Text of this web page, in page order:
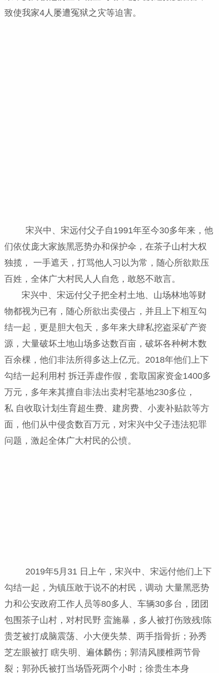
致使我家4人屡遭冤狱之灾等迫害。
宋兴中、宋远付父子自1991年至今30多年来，他
们依仗庞大家族黑恶势办和保护伞，在茶子山村大权
独揽， 一手遮天，打骂他人习以为常，随心所欲欺压
百姓，全体广大村民人人自危，敢怒不敢言。
宋兴中、宋远付父子把全村土地、山场林地等财
物都视为已有，随心所欲出卖侵占，并且上下相互勾
结一起，更是胆大包天，多年来大肆私挖盗采矿产资
源，大量破坏土地山场多达数百亩，破坏各种树木数
百余棵，他们非法所得多达上亿元。2018年他们上下
勾结一起利用村 拆迁弄虚作假，套取国家资金1400多
万元，多年来其擅自非法出卖村宅基地230多位，
私 自收取计划生育超生费、建房费、小麦补贴款等方
面，他们从中侵贪数百万元，对宋兴中父子违法犯罪
问题，激起全体广大村民的公愤。
2019年5月31 日上午，宋兴中、宋远付他们上下
勾结一起，为镇压敢于说不的村民，调动 大量黑恶势
力和公安政府工作人员等80多人、车辆30多台，团团
包围茶子山村，对村民野 蛮施暴，多人被打伤致残!陈
贵芝被打成脑震荡、小大便失禁、两手指骨折；孙秀
芝左眼被打 瞎失明、遍体麟伤；郭清风腰椎两节骨
裂；郭孙氏被打当场昏死两个小时；徐贵生本身